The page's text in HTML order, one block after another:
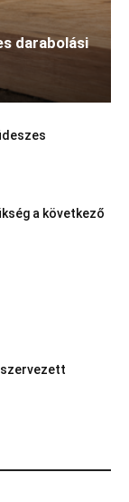
darabolási
a következő